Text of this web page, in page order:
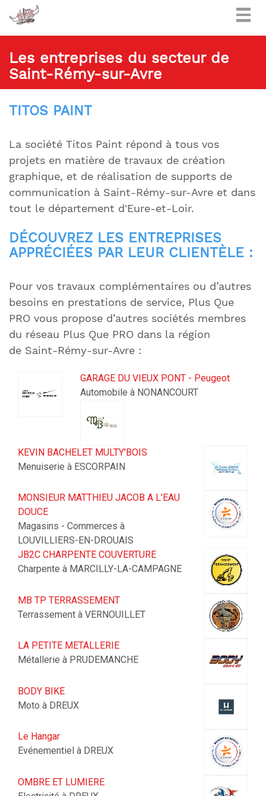
Les entreprises du secteur de
Saint-Rémy-sur-Avre
TITOS PAINT
La société Titos Paint répond à tous vos
projets en matière de travaux de création
graphique, et de réalisation de supports de
communication à Saint-Rémy-sur-Avre et dans
tout le département d'Eure-et-Loir.
DÉCOUVREZ LES ENTREPRISES
APPRÉCIÉES PAR LEUR CLIENTÈLE :
Pour vos travaux complémentaires ou d’autres
besoins en prestations de service, Plus Que
PRO vous propose d’autres sociétés membres
du réseau Plus Que PRO dans la région
de Saint-Rémy-sur-Avre :
GARAGE DU VIEUX PONT - Peugeot
Automobile à NONANCOURT
KEVIN BACHELET MULTY'BOIS
Menuiserie à ESCORPAIN
MONSIEUR MATTHIEU JACOB A L'EAU
DOUCE
Magasins - Commerces à
LOUVILLIERS-EN-DROUAIS
JB2C CHARPENTE COUVERTURE
Charpente à MARCILLY-LA-CAMPAGNE
MB TP TERRASSEMENT
Terrassement à VERNOUILLET
LA PETITE METALLERIE
Métallerie à PRUDEMANCHE
BODY BIKE
Moto à DREUX
Le Hangar
Evénementiel à DREUX
OMBRE ET LUMIERE